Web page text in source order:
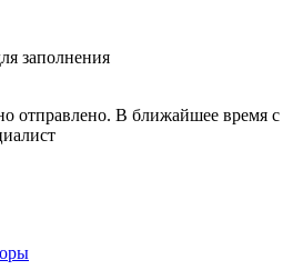
заполнения
отправлено. В ближайшее время с